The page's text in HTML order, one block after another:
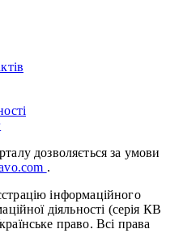
дозволяється за умови
.
інформаційного
діяльності (серія КВ
право. Всі права